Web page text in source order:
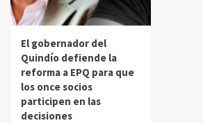
El gobernador del
Quindío defiende la
reforma a EPQ para que
los once socios
participen en las
decisiones